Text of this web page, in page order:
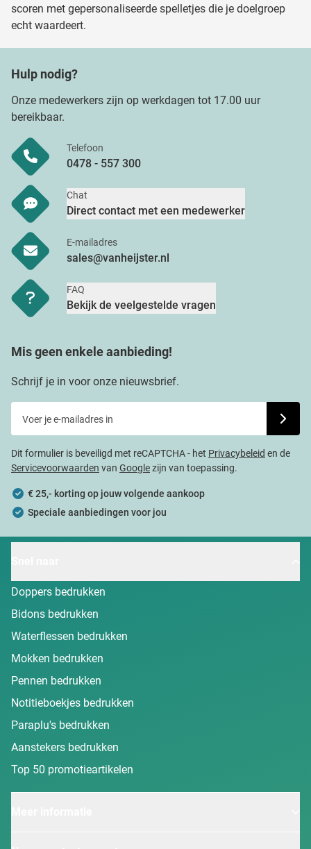
scoren met gepersonaliseerde spelletjes die je doelgroep
echt waardeert.
Hulp nodig?
Onze medewerkers zijn op werkdagen tot 17.00 uur
bereikbaar.
Telefoon
0478 - 557 300
Chat
Direct contact met een medewerker
E-mailadres
sales@vanheijster.nl
FAQ
Bekijk de veelgestelde vragen
Mis geen enkele aanbieding!
Schrijf je in voor onze nieuwsbrief.
Dit formulier is beveiligd met reCAPTCHA - het Privacybeleid en de
Servicevoorwaarden van Googlezijn van toepassing.
€ 25,- korting op jouw volgende aankoop
Speciale aanbiedingen voor jou
Doppers bedrukken
Bidons bedrukken
Waterflessen bedrukken
Mokken bedrukken
Pennen bedrukken
Notitieboekjes bedrukken
Paraplu's bedrukken
Aanstekers bedrukken
Top 50 promotieartikelen